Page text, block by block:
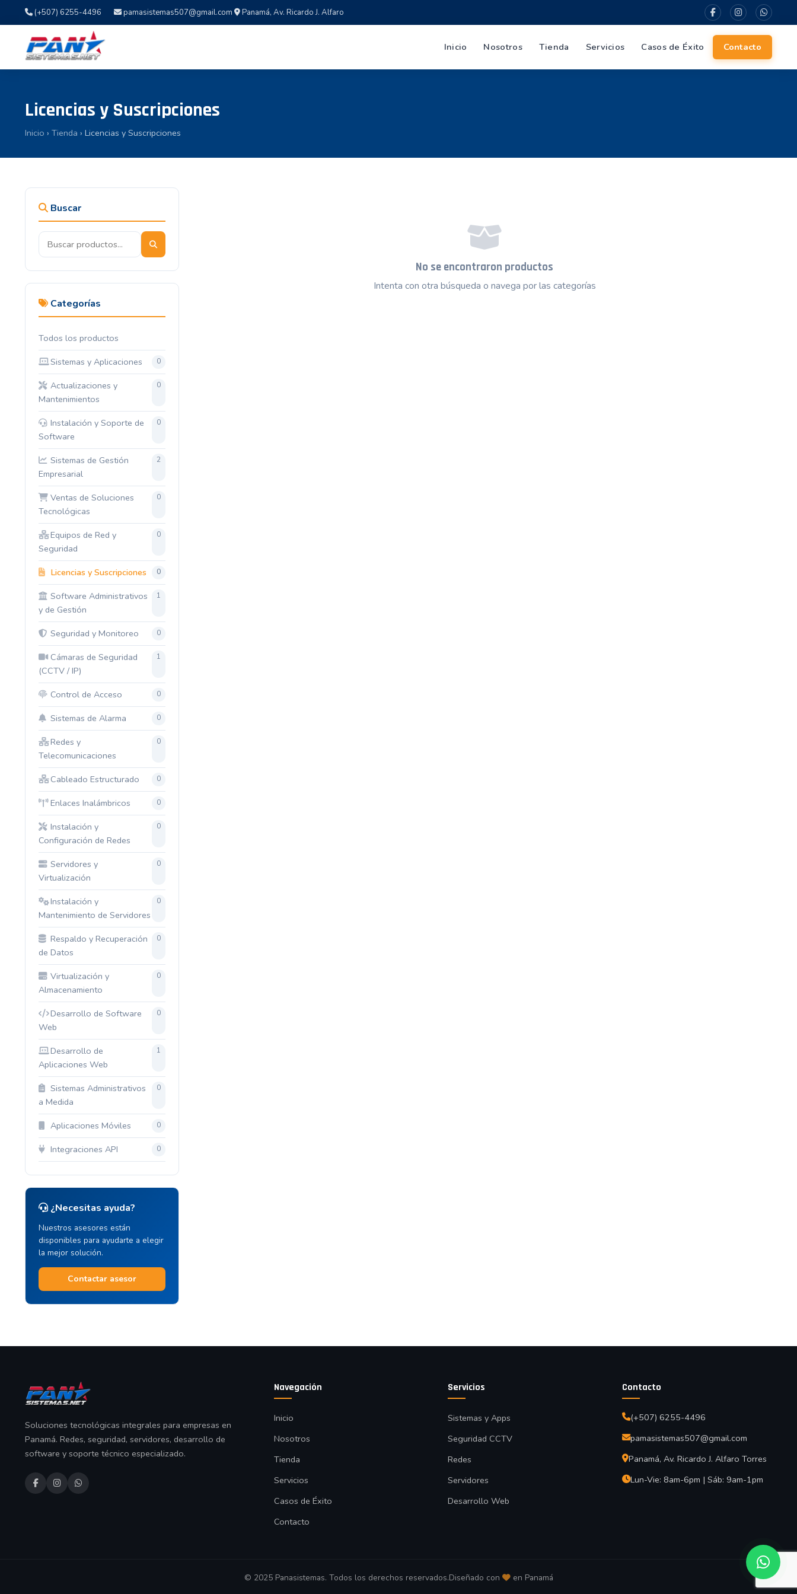
(+507) 6255-4496 pamasistemas507@gmail.com Panamá, Av. Ricardo J. Alfaro
Inicio Nosotros Tienda Servicios Casos de Éxito Contacto
Licencias y Suscripciones
Inicio › Tienda › Licencias y Suscripciones
Buscar
Categorías
Todos los productos
Sistemas y Aplicaciones
0
Actualizaciones y
Mantenimientos
0
Instalación y Soporte de
Software
0
Sistemas de Gestión
Empresarial
2
Ventas de Soluciones
Tecnológicas
0
Equipos de Red y
Seguridad
0
Licencias y Suscripciones 0
Software Administrativos
y de Gestión
1
Seguridad y Monitoreo 0
Cámaras de Seguridad
(CCTV / IP)
1
Control de Acceso 0
Sistemas de Alarma 0
Redes y
Telecomunicaciones
0
Cableado Estructurado 0
Enlaces Inalámbricos 0
Instalación y
Configuración de Redes
0
Servidores y
Virtualización
0
Instalación y
Mantenimiento de Servidores
0
Respaldo y Recuperación
de Datos
0
Virtualización y
Almacenamiento
0
Desarrollo de Software
Web
0
Desarrollo de
Aplicaciones Web
1
Sistemas Administrativos
a Medida
0
Aplicaciones Móviles 0
Integraciones API 0
¿Necesitas ayuda?
Nuestros asesores están
disponibles para ayudarte a elegir
la mejor solución.
Contactar asesor
No se encontraron productos
Intenta con otra búsqueda o navega por las categorías
Soluciones tecnológicas integrales para empresas en
Panamá. Redes, seguridad, servidores, desarrollo de
software y soporte técnico especializado.
Navegación
Inicio
Nosotros
Tienda
Servicios
Casos de Éxito
Contacto
Servicios
Sistemas y Apps
Seguridad CCTV
Redes
Servidores
Desarrollo Web
Contacto
(+507) 6255-4496
pamasistemas507@gmail.com
Panamá, Av. Ricardo J. Alfaro Torres
Lun-Vie: 8am-6pm | Sáb: 9am-1pm
© 2025 Panasistemas. Todos los derechos reservados.Diseñado con en Panamá